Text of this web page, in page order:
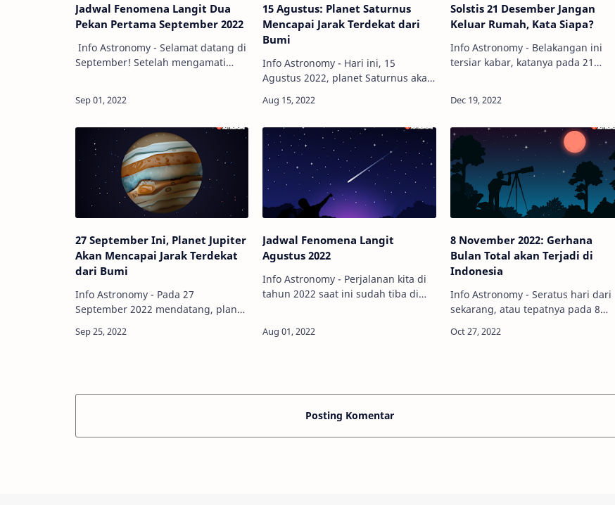
Jadwal Fenomena Langit Dua
Pekan Pertama September 2022
Info Astronomy - Selamat datang di
September! Setelah mengamati
akan kembali ada banyak fenomena
15 Agustus: Planet Saturnus
Mencapai Jarak Terdekat dari
Bumi
Info Astronomy - Hari ini, 15
Agustus 2022, planet Saturnus akan
Adakah dampaknya untuk planet
planet berc…
Solstis 21 Desember Jangan
Keluar Rumah, Kata Siapa?
Info Astronomy - Belakangan ini
tersiar kabar, katanya pada 21
fenomena solstis. Apakah benar?
27 September Ini, Planet Jupiter
Akan Mencapai Jarak Terdekat
dari Bumi
Info Astronomy - Pada 27
September 2022 mendatang, planet
akan mencapai titik oposisinya
Jadwal Fenomena Langit
Agustus 2022
Info Astronomy - Perjalanan kita di
tahun 2022 saat ini sudah tiba di
kita amati selama tujuh bulan
8 November 2022: Gerhana
Bulan Total akan Terjadi di
Indonesia
Info Astronomy - Seratus hari dari
sekarang, atau tepatnya pada 8
fenomena gerhana Bulan total akan
Posting Komentar